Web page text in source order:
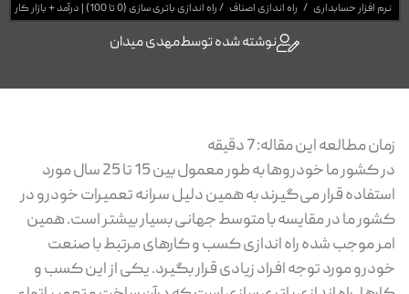
نرم افزار حسابداری / راه اندازی اصناف /راه اندازی باتری سازی (0 تا 100) | درآمد + بازار کار
نوشته شده توسطمهدی میدان
زمان مطالعه این مقاله:7دقیقه
در کشور ما خودروها به طور معمول بین 15 تا 25 سال مورد
استفاده قرار می‌گیرند به همین دلیل سرانه تعمیرات خودرو در
کشور ما در مقایسه با متوسط جهانی بسیار بیشتر است. همین
امر موجب شده راه اندازی کسب و کارهای مرتبط با صنعت
خودرو مورد توجه افراد زیادی قرار بگیرد. یکی از این کسب و